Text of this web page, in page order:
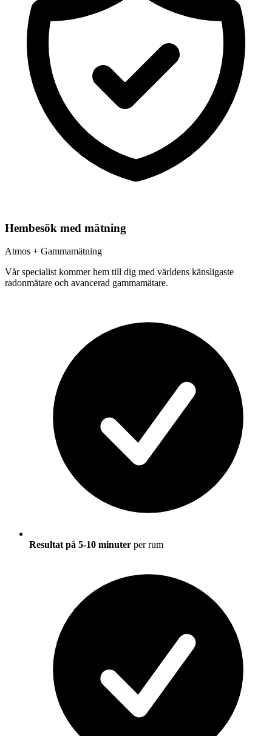
Hembesök med mätning
Atmos + Gammamätning
Vår specialist kommer hem till dig med världens känsligaste
radonmätare och avancerad gammamätare.
Resultat på 5-10 minuter per rum